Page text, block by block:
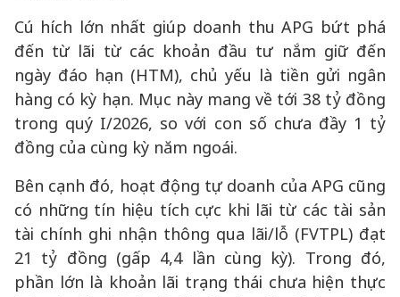
Cú hích lớn nhất giúp doanh thu APG bứt phá
đến từ lãi từ các khoản đầu tư nắm giữ đến
ngày đáo hạn (HTM), chủ yếu là tiền gửi ngân
hàng có kỳ hạn. Mục này mang về tới 38 tỷ đồng
trong quý I/2026, so với con số chưa đầy 1 tỷ
đồng của cùng kỳ năm ngoái.
Bên cạnh đó, hoạt động tự doanh của APG cũng
có những tín hiệu tích cực khi lãi từ các tài sản
tài chính ghi nhận thông qua lãi/lỗ (FVTPL) đạt
21 tỷ đồng (gấp 4,4 lần cùng kỳ). Trong đó,
phần lớn là khoản lãi trạng thái chưa hiện thực